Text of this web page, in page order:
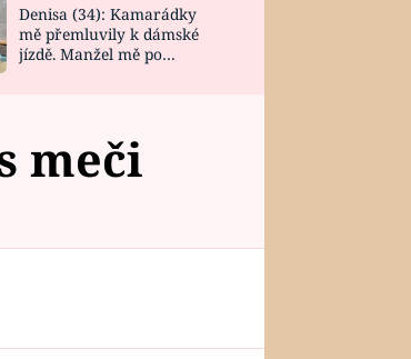
Denisa (34): Kamarádky
mě přemluvily k dámské
jízdě. Manžel mě po
meči